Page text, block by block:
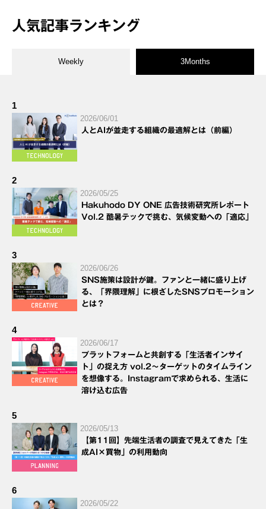
人気記事ランキング
Weekly 3Months
1
2026/06/01
人とAIが並走する組織の最適解とは（前編）
2
2026/05/25
Hakuhodo DY ONE 広告技術研究所レポート
Vol.2 酷暑テックで挑む、気候変動への「適応」
3
2026/06/26
SNS施策は設計が鍵。ファンと一緒に盛り上げ
る、「界隈理解」に根ざしたSNSプロモーション
とは？
4
2026/06/17
プラットフォームと共創する「生活者インサイ
ト」の捉え方 vol.2～ターゲットのタイムライン
を想像する。Instagramで求められる、生活に
溶け込む広告
5
2026/05/13
【第11回】先端生活者の調査で見えてきた「生
成AI×買物」の利用動向
6
2026/05/22